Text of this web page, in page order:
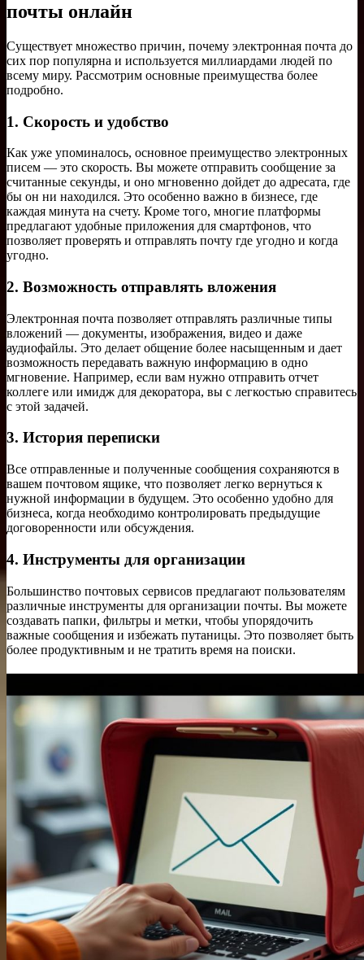
почты онлайн
Существует множество причин, почему электронная почта до
сих пор популярна и используется миллиардами людей по
всему миру. Рассмотрим основные преимущества более
подробно.
1. Скорость и удобство
Как уже упоминалось, основное преимущество электронных
писем — это скорость. Вы можете отправить сообщение за
считанные секунды, и оно мгновенно дойдет до адресата, где
бы он ни находился. Это особенно важно в бизнесе, где
каждая минута на счету. Кроме того, многие платформы
предлагают удобные приложения для смартфонов, что
позволяет проверять и отправлять почту где угодно и когда
угодно.
2. Возможность отправлять вложения
Электронная почта позволяет отправлять различные типы
вложений — документы, изображения, видео и даже
аудиофайлы. Это делает общение более насыщенным и дает
возможность передавать важную информацию в одно
мгновение. Например, если вам нужно отправить отчет
коллеге или имидж для декоратора, вы с легкостью справитесь
с этой задачей.
3. История переписки
Все отправленные и полученные сообщения сохраняются в
вашем почтовом ящике, что позволяет легко вернуться к
нужной информации в будущем. Это особенно удобно для
бизнеса, когда необходимо контролировать предыдущие
договоренности или обсуждения.
4. Инструменты для организации
Большинство почтовых сервисов предлагают пользователям
различные инструменты для организации почты. Вы можете
создавать папки, фильтры и метки, чтобы упорядочить
важные сообщения и избежать путаницы. Это позволяет быть
более продуктивным и не тратить время на поиски.